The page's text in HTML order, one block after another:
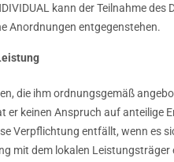
kann der Teilnahme
Anordnungen entgegenstehen.
die ihm ordnungsgemäß
er keinen Anspruch auf anteilige
Verpflichtung entfällt, wenn es
mit dem lokalen Leistungsträger